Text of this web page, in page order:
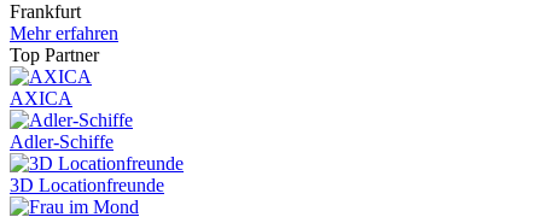
Frankfurt
Mehr erfahren
Top Partner
AXICA
Adler-Schiffe
3D Locationfreunde